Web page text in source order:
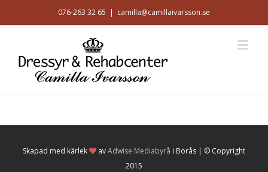
076-263 32 65 | camilla@camillaivarsson.se
Skapad med kärlek avAdwise Mediabyrå i Borås | © Copyright
2015